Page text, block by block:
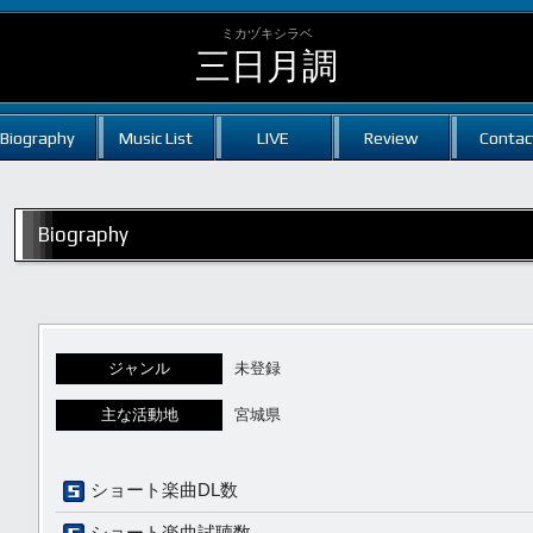
ミカヅキシラベ
三日月調
Biography Music List LIVE Review
Biography
ジャンル 未登録
主な活動地 宮城県
ショート楽曲DL数